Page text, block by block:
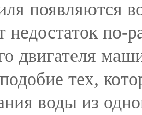
появляются
недостаток по-
двигателя
тех,
воды из